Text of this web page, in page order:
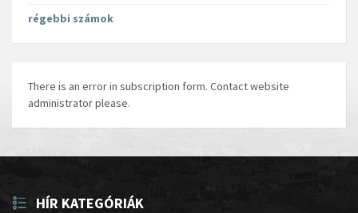
régebbi számok
There is an error in subscription form. Contact website
administrator please.
HÍR KATEGÓRIÁK